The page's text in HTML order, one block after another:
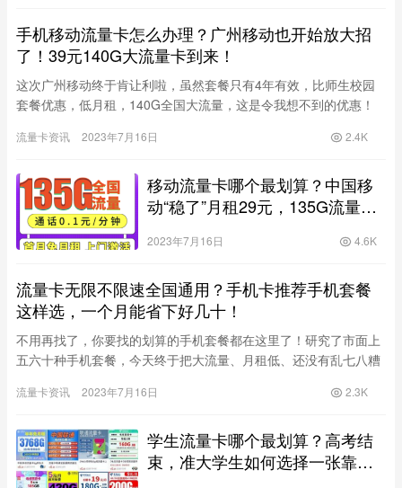
手机移动流量卡怎么办理？广州移动也开始放大招
了！39元140G大流量卡到来！
这次广州移动终于肯让利啦，虽然套餐只有4年有效，比师生校园
套餐优惠，低月租，140G全国大流量，这是令我想不到的优惠！
流…
流量卡资讯 2023年7月16日 2.4K
移动流量卡哪个最划算？中国移
动“稳了”月租29元，135G流量长
2023年7月16日 4.6K
流量卡无限不限速全国通用？手机卡推荐手机套餐
这样选，一个月能省下好几十！
不用再找了，你要找的划算的手机套餐都在这里了！研究了市面上
五六十种手机套餐，今天终于把大流量、月租低、还没有乱七八糟
要找…
流量卡资讯 2023年7月16日 2.3K
学生流量卡哪个最划算？高考结
束，准大学生如何选择一张靠谱